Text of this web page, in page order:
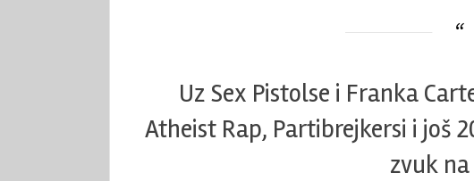
Uz Sex Pistolse i Franka
Atheist Rap, Partibrejkersi i još
zvuk